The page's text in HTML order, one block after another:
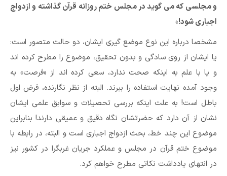
و مجلسی که می گوید در مجلس ختم روزانه قرآن گذاشته و ازدواج
اجباری شود!»
مشخصا درباره این نوع موضع گیری ایشان، دو حالت متصور است:
یا ایشان از روی سادگی و بدون تحقیق، موضوع را مطرح کرده اند
و یا با علم به اینکه صحت ندارد، سعی کرده اند از «فرصت» به
وجود آمده نهایت استفاده را ببرند. البته از نظر نگارنده، فرض اول
باطل است! به علت اینکه بررسی تحصیلات و سوابق علمی ایشان
نشان از آن دارد که حضرتشان نگاه دقیق و عمیقی دارند! بنابراین
موضوع این چند خط، بحث ازدواج اجباری است و البته، در رابطه با
موضوع ختم قرآن در مجلس و عملکرد جریان غربگرا در کشور نیز
در انتهای یادداشت نکاتی مطرح خواهم کرد.